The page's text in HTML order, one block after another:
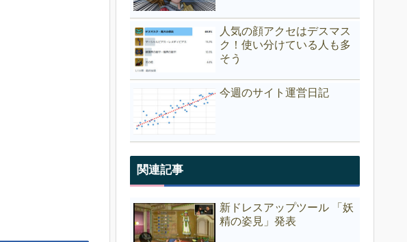
人気の顔アクセはデスマス
ク！使い分けている人も多
そう
今週のサイト運営日記
関連記事
新ドレスアップツール 「妖
精の姿見」発表